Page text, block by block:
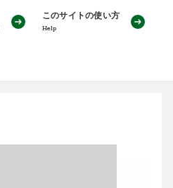
このサイトの使い方
Help